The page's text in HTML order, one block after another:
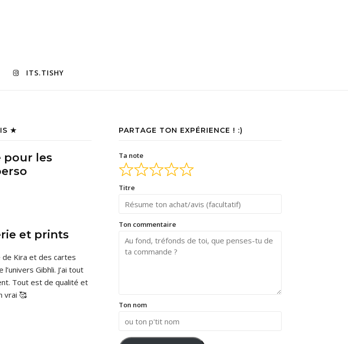
ITS.TISHY
★
pour les
et prints
de Kira et des cartes
Gibhli. J’ai tout
Tout est de qualité et
vrai 🥰
PARTAGE TON EXPÉRIENCE ! :)
Ta note
Titre
Ton commentaire
Ton nom